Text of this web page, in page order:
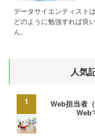
データサイエンティスト
どのように勉強すれば良
ん。
人気
Web担当者
Web